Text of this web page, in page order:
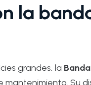
la
grandes, la
mantenimiento. Su